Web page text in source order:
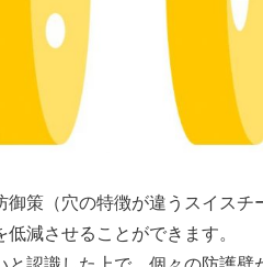
策（穴の特徴が違うスイスチ
減させることができます。